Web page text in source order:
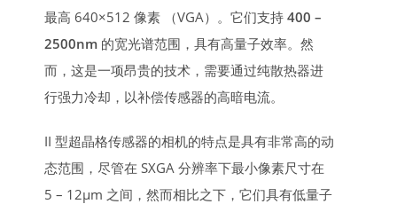
最高 640×512 像素 （VGA）。它们支持 400 –
2500nm 的宽光谱范围，具有高量子效率。然
而，这是一项昂贵的技术，需要通过纯散热器进
行强力冷却，以补偿传感器的高暗电流。
II 型超晶格传感器的相机的特点是具有非常高的动
态范围，尽管在 SXGA 分辨率下最小像素尺寸在
5 – 12μm 之间，然而相比之下，它们具有低量子